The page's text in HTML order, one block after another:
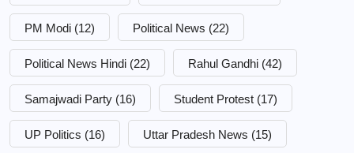
PM Modi (12) Political News (22)
Political News Hindi (22) Rahul Gandhi (42)
Samajwadi Party (16) Student Protest (17)
UP Politics (16) Uttar Pradesh News (15)